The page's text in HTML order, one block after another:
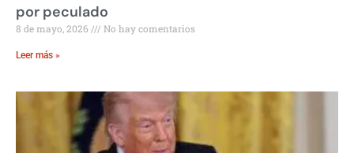
por peculado
8 de mayo, 2026 No hay comentarios
Leer más »